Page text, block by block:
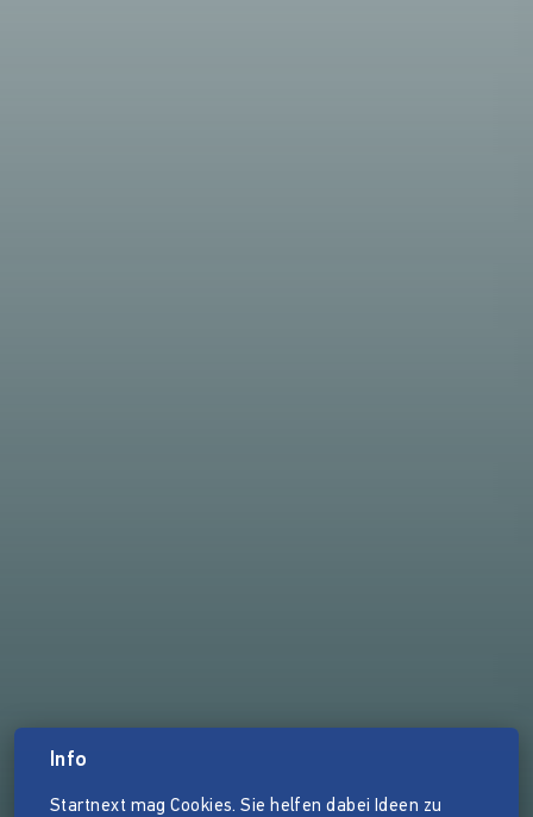
Info
Startnext mag Cookies. Sie helfen dabei Ideen zu